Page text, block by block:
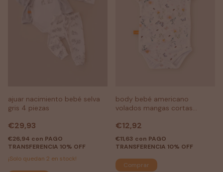
ajuar nacimiento bebé selva
gris 4 piezas
€29,93
€26,94 con PAGO
TRANSFERENCIA 10% OFF
¡Solo quedan 2 en stock!
body bebé americano
volados mangas cortas
€12,92
€11,63 con PAGO
TRANSFERENCIA 10% OFF
Comprar